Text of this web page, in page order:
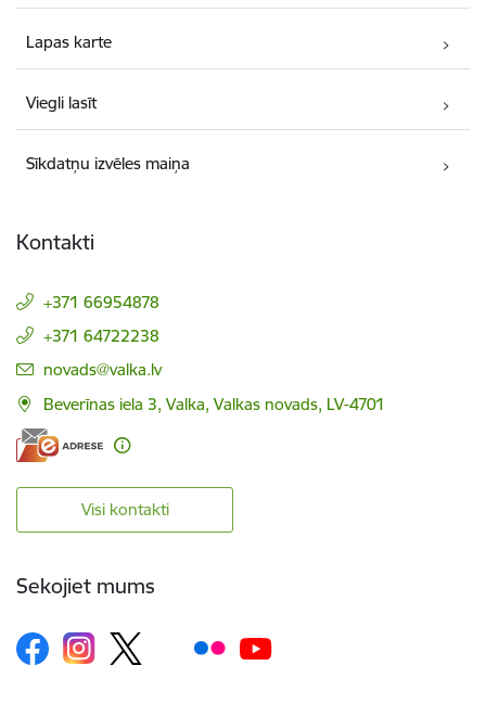
Lapas karte
Viegli lasīt
Sīkdatņu izvēles maiņa
Kontakti
+371 66954878
+371 64722238
E-pasts:
novads@valka.lv
Beverīnas iela 3, Valka, Valkas novads, LV-4701
Visi kontakti
Sekojiet mums